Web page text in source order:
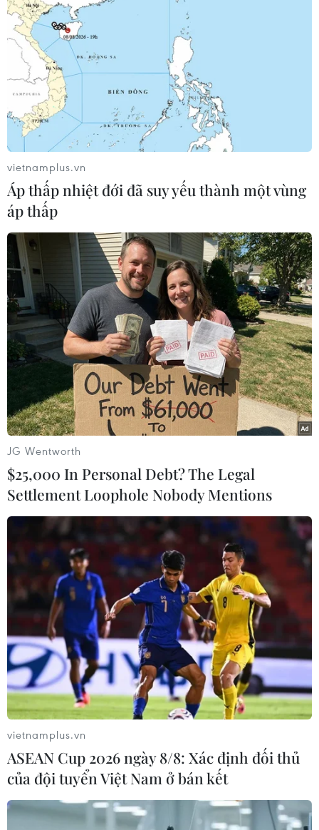
Hành khách đến, trở về từ vùng dịch Hàn
Quốc được yêu cầu cách ly
24/02/2020 09:38
Hành khách nhập cảnh từ Hàn Quốc tại tất cả các cửa
khẩu phải khai báo y tế bắt buộc từ 15 giờ ngày 23/2;
khách từ Daegu, Hàn Quốc khi đến Việt Nam phải thực
hiện cách ly 14 ngày.
COVID-19: Hàn Quốc xem xét thiết lập
ngân sách bổ sung khẩn cấp
24/02/2020 10:38
Tổng thống Hàn Quốc Moon Jae-in cho rằng cần phải
huy động tất cả các nguồn lực của đất nước để ngăn
chặn sự lây lan của dịch COVID-19.
vietnamplus.vn
Áp thấp nhiệt đới đã suy yếu thành một vùng
áp thấp
JG Wentworth
$25,000 In Personal Debt? The Legal
Settlement Loophole Nobody Mentions
vietnamplus.vn
ASEAN Cup 2026 ngày 8/8: Xác định đối thủ
của đội tuyển Việt Nam ở bán kết